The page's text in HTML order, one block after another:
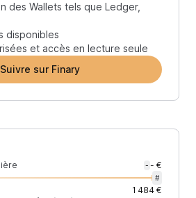
des Wallets tels que Ledger,
disponibles
et accès en lecture seule
Suivre sur Finary
- - €
#
1 484 €